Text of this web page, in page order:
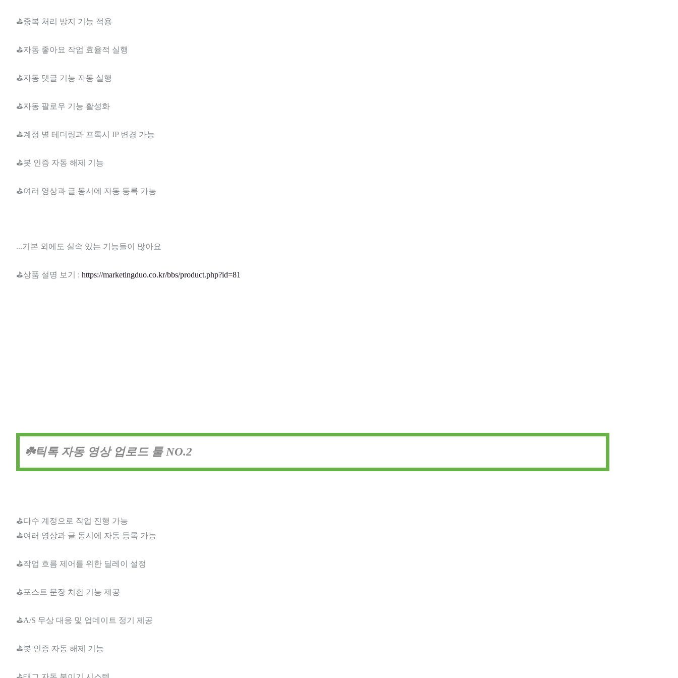
⛳중복 처리 방지 기능 적용
⛳자동 좋아요 작업 효율적 실행
⛳자동 댓글 기능 자동 실행
⛳자동 팔로우 기능 활성화
⛳계정 별 테더링과 프록시 IP 변경 가능
⛳봇 인증 자동 해제 기능
⛳여러 영상과 글 동시에 자동 등록 가능
...기본 외에도 실속 있는 기능들이 많아요
⛳상품 설명 보기 : https://marketingduo.co.kr/bbs/product.php?id=81
☘️틱톡 자동 영상 업로드 툴 NO.2
⛳다수 계정으로 작업 진행 가능
⛳여러 영상과 글 동시에 자동 등록 가능
⛳작업 흐름 제어를 위한 딜레이 설정
⛳포스트 문장 치환 기능 제공
⛳A/S 무상 대응 및 업데이트 정기 제공
⛳봇 인증 자동 해제 기능